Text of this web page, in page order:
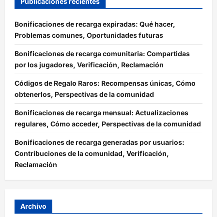
Bonificaciones de recarga expiradas: Qué hacer,
Problemas comunes, Oportunidades futuras
Bonificaciones de recarga comunitaria: Compartidas
por los jugadores, Verificación, Reclamación
Códigos de Regalo Raros: Recompensas únicas, Cómo
obtenerlos, Perspectivas de la comunidad
Bonificaciones de recarga mensual: Actualizaciones
regulares, Cómo acceder, Perspectivas de la comunidad
Bonificaciones de recarga generadas por usuarios:
Contribuciones de la comunidad, Verificación,
Reclamación
Archivo